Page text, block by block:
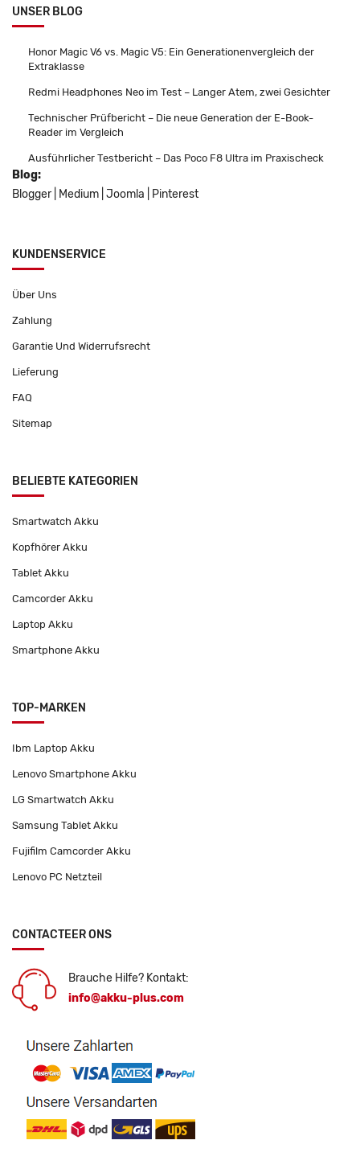
UNSER BLOG
Honor Magic V6 vs. Magic V5: Ein Generationenvergleich der
Extraklasse
Redmi Headphones Neo im Test – Langer Atem, zwei Gesichter
Technischer Prüfbericht – Die neue Generation der E-Book-
Reader im Vergleich
Ausführlicher Testbericht – Das Poco F8 Ultra im Praxischeck
Blog:
Blogger
Medium Joomla Pinterest
KUNDENSERVICE
Über Uns
Zahlung
Garantie Und Widerrufsrecht
Lieferung
FAQ
Sitemap
BELIEBTE KATEGORIEN
Smartwatch Akku
Kopfhörer Akku
Tablet Akku
Camcorder Akku
Laptop Akku
Smartphone Akku
TOP-MARKEN
Ibm Laptop Akku
Lenovo Smartphone Akku
LG Smartwatch Akku
Samsung Tablet Akku
Fujifilm Camcorder Akku
Lenovo PC Netzteil
CONTACTEER ONS
Brauche Hilfe? Kontakt:
info@akku-plus.com